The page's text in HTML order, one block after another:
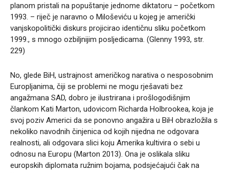
planom pristali na popuštanje jednome diktatoru – početkom
1993. – riječ je naravno o Miloševiću u kojeg je američki
vanjskopolitički diskurs projicirao identičnu sliku početkom
1999., s mnogo ozbiljnijim posljedicama. (Glenny 1993, str.
229)
No, glede BiH, ustrajnost američkog narativa o nesposobnim
Europljanima, čiji se problemi ne mogu rješavati bez
angažmana SAD, dobro je ilustrirana i prošlogodišnjim
člankom Kati Marton, udovicom Richarda Holbrookea, koja je
svoj poziv Americi da se ponovno angažira u BiH obrazložila s
nekoliko navodnih činjenica od kojih nijedna ne odgovara
realnosti, ali odgovara slici koju Amerika kultivira o sebi u
odnosu na Europu (Marton 2013). Ona je oslikala sliku
europskih diplomata ružnim bojama, podsjećajući čak na